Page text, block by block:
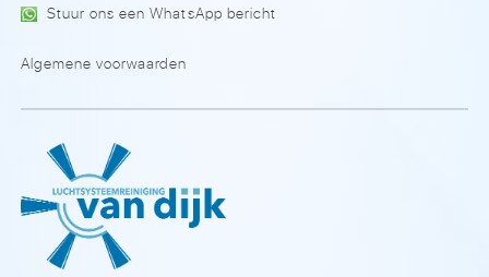
Stuur ons een WhatsApp bericht
Algemene voorwaarden